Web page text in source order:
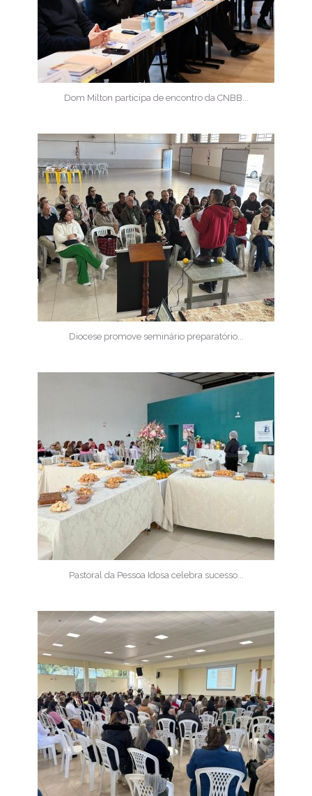
Dom Milton participa de encontro da CNBB...
Diocese promove seminário preparatório...
Pastoral da Pessoa Idosa celebra sucesso...